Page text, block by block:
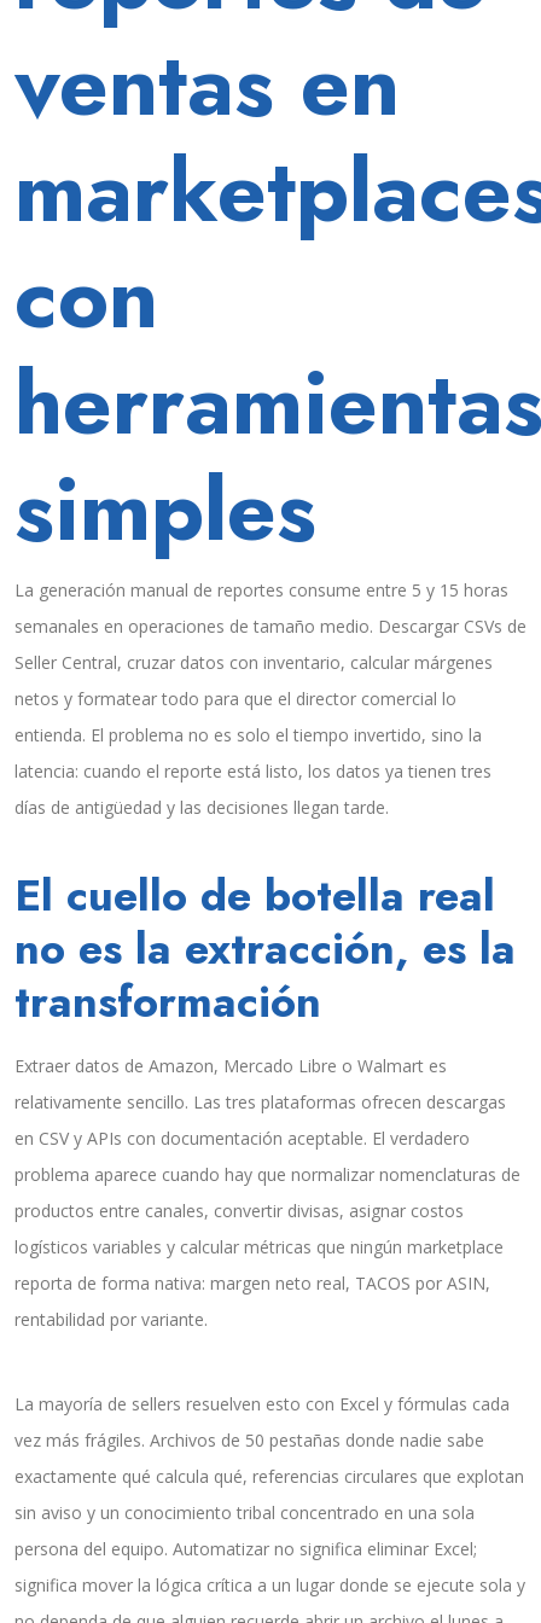
ventas en
con
simples
La generación manual de reportes consume entre 5 y 15 horas
semanales en operaciones de tamaño medio. Descargar CSVs de
Seller Central, cruzar datos con inventario, calcular márgenes
netos y formatear todo para que el director comercial lo
entienda. El problema no es solo el tiempo invertido, sino la
latencia: cuando el reporte está listo, los datos ya tienen tres
días de antigüedad y las decisiones llegan tarde.
El cuello de botella real
no es la extracción, es la
transformación
Extraer datos de Amazon, Mercado Libre o Walmart es
relativamente sencillo. Las tres plataformas ofrecen descargas
en CSV y APIs con documentación aceptable. El verdadero
problema aparece cuando hay que normalizar nomenclaturas de
productos entre canales, convertir divisas, asignar costos
logísticos variables y calcular métricas que ningún marketplace
reporta de forma nativa: margen neto real, TACOS por ASIN,
rentabilidad por variante.
La mayoría de sellers resuelven esto con Excel y fórmulas cada
vez más frágiles. Archivos de 50 pestañas donde nadie sabe
exactamente qué calcula qué, referencias circulares que explotan
sin aviso y un conocimiento tribal concentrado en una sola
persona del equipo. Automatizar no significa eliminar Excel;
significa mover la lógica crítica a un lugar donde se ejecute sola y